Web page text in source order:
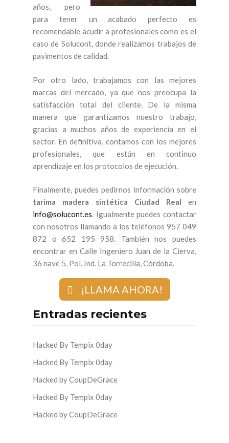
años, pero
para tener un acabado perfecto es
recomendable acudir a profesionales como es el
caso de Solucont, donde realizamos trabajos de
pavimentos de calidad.
Por otro lado, trabajamos con las mejores
marcas del mercado, ya que nos preocupa la
satisfacción total del cliente. De la misma
manera que garantizamos nuestro trabajo,
gracias a muchos años de experiencia en el
sector. En definitiva, contamos con los mejores
profesionales, que están en continuo
aprendizaje en los protocolos de ejecución.
Finalmente, puedes pedirnos información sobre
tarima madera sintética Ciudad Real en
info@solucont.es. Igualmente puedes contactar
con nosotros llamando a los teléfonos 957 049
872 o 652 195 958. También nos puedes
encontrar en Calle Ingeniero Juan de la Cierva,
36 nave 5, Pol. Ind. La Torrecilla, Córdoba.
¡LLAMA AHORA!
Entradas recientes
Hacked By Tempix 0day
Hacked By Tempix 0day
Hacked by CoupDeGrace
Hacked By Tempix 0day
Hacked by CoupDeGrace